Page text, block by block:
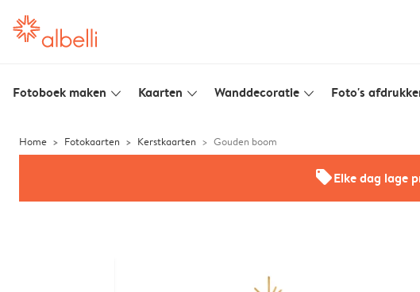
Fotoboek maken slim_arrow_down Kaarten slim_arrow_down Wanddecoratie slim_arrow_down Foto's
Home Fotokaarten Kerstkaarten Gouden boom
offersElke dag lage